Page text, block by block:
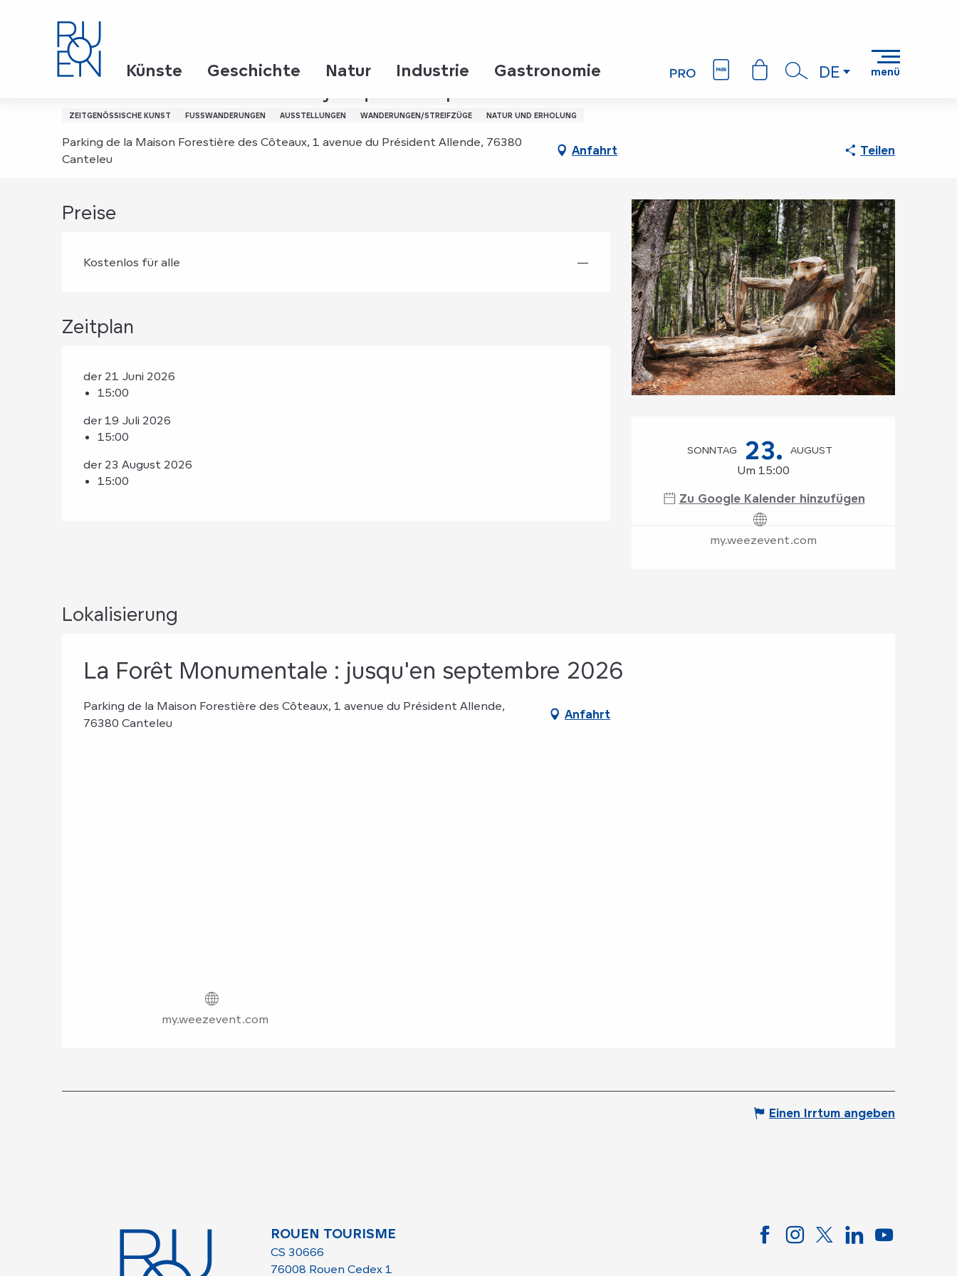
DE menü
Künste Geschichte Natur Industrie Gastronomie
Sonntag 23. august um 15:00
ZEITGENÖSSISCHE KUNST FUSSWANDERUNGEN AUSSTELLUNGEN WANDERUNGEN/STREIFZÜGE NATUR UND ERHOLUNG
Parking de la Maison Forestière des Côteaux, 1 avenue du Président Allende, 76380
Canteleu
Anfahrt Teilen
Öffnungszeiten &
SONNTAG 23. AUGUST
Um 15:00
Zu Google Kalender hinzufügen
my.weezevent.com
Preise
Kostenlos für alle —
Zeitplan
der 21 Juni 2026
15:00
der 19 Juli 2026
15:00
der 23 August 2026
15:00
Lokalisierung
La Forêt Monumentale : jusqu'en septembre 2026
Parking de la Maison Forestière des Côteaux, 1 avenue du Président Allende,
76380 Canteleu
Anfahrt
my.weezevent.com
Einen Irrtum angeben
ROUEN TOURISME
CS 30666
76008 Rouen Cedex 1